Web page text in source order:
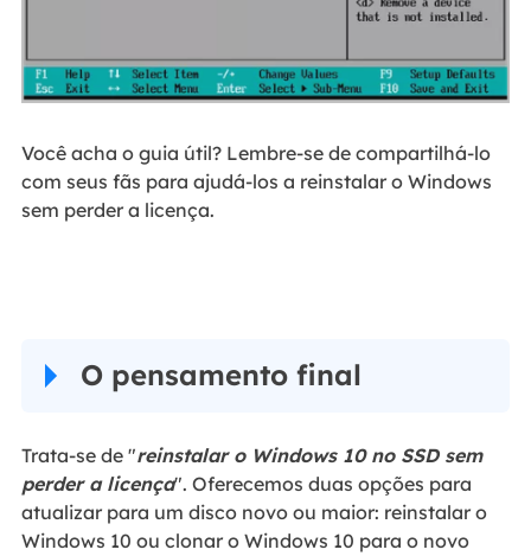
Você acha o guia útil? Lembre-se de compartilhá-lo
com seus fãs para ajudá-los a reinstalar o Windows
sem perder a licença.
O pensamento final
Trata-se de "reinstalar o Windows 10 no SSD sem
perder a licença". Oferecemos duas opções para
atualizar para um disco novo ou maior: reinstalar o
Windows 10 ou clonar o Windows 10 para o novo